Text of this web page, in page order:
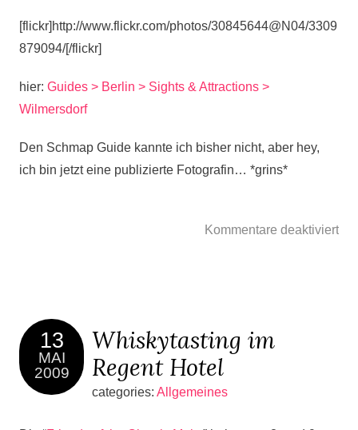
[flickr]http://www.flickr.com/photos/30845644@N04/3309
879094/[/flickr]
hier: Guides > Berlin > Sights & Attractions >
Wilmersdorf
Den Schmap Guide kannte ich bisher nicht, aber hey,
ich bin jetzt eine publizierte Fotografin… *grins*
Kommentare deaktiviert
13
MAI
2009
Whiskytasting im
Regent Hotel
categories: Allgemeines